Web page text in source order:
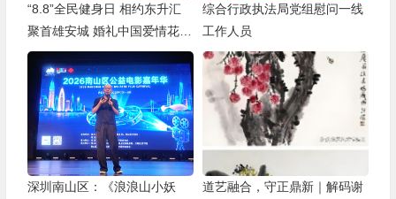
“8.8”全民健身日 相约东升汇
聚首雄安城 婚礼中国爱情花开
全球
综合行政执法局党组慰问一线
工作人员
深圳南山区：《浪浪山小妖
道艺融合，守正鼎新｜解码谢